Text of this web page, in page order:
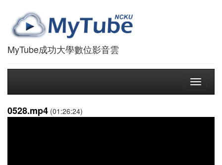
MyTube成功大學數位影音雲
Toggle
0528.mp4 (01:26:24)